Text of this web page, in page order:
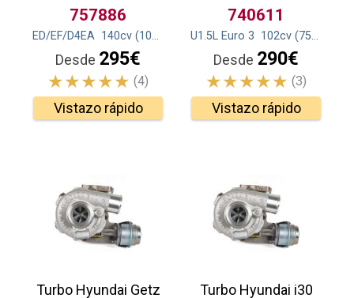
757886
ED/EF/D4EA 140cv (103
Desde 295€
(4)
Vistazo rápido
740611
U1.5L Euro 3 102cv (75kw
Desde 290€
(3)
Vistazo rápido
Turbo Hyundai Getz
Turbo Hyundai i30